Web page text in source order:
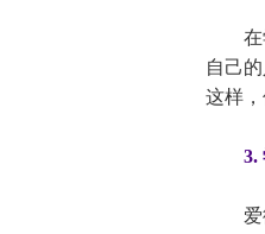
在学
自己
这样
3.
爱德